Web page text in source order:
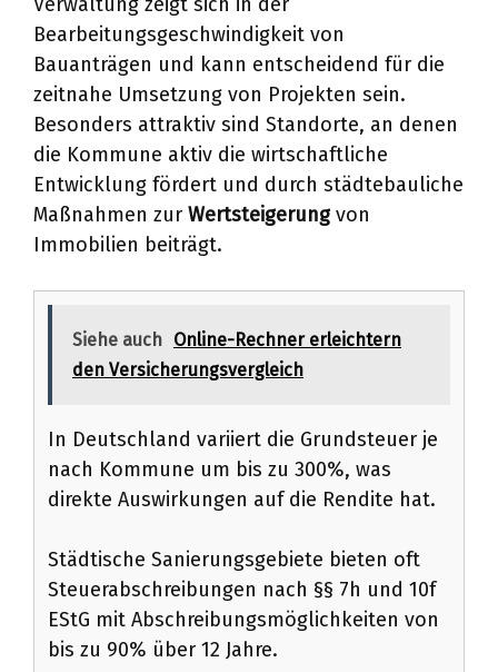
Bearbeitungsgeschwindigkeit von
Bauanträgen und kann entscheidend für die
zeitnahe Umsetzung von Projekten sein.
Besonders attraktiv sind Standorte, an denen
die Kommune aktiv die wirtschaftliche
Entwicklung fördert und durch städtebauliche
Maßnahmen zur Wertsteigerungvon
Immobilien beiträgt.
Siehe auch Online-Rechner erleichtern
den Versicherungsvergleich
In Deutschland variiert die Grundsteuer je
nach Kommune um bis zu 300%, was
direkte Auswirkungen auf die Rendite hat.
Städtische Sanierungsgebiete bieten oft
Steuerabschreibungen nach §§ 7h und 10f
EStG mit Abschreibungsmöglichkeiten von
bis zu 90% über 12 Jahre.